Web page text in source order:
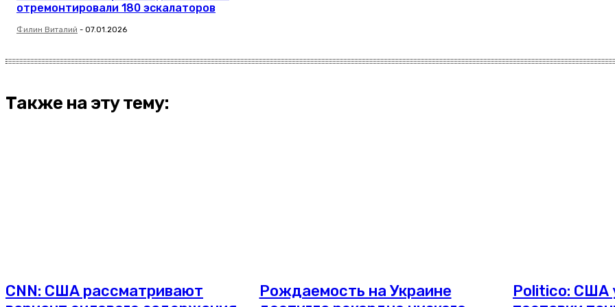
отремонтировали 180 эскалаторов
Филин Виталий - 07.01.2026
Также на эту тему:
CNN: США рассматривают
Рождаемость на Украине
Politico: США